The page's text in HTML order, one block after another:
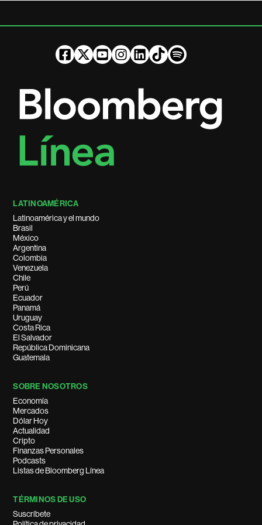
LATINOAMÉRICA
Latinoamérica y el mundo
Brasil
México
Argentina
Colombia
Venezuela
Chile
Perú
Ecuador
Panamá
Uruguay
Costa Rica
El Salvador
República Dominicana
Guatemala
SOBRE NOSOTROS
Economía
Mercados
Dólar Hoy
Actualidad
Cripto
Finanzas Personales
Podcasts
Listas de Bloomberg Línea
TÉRMINOS DE USO
Suscríbete